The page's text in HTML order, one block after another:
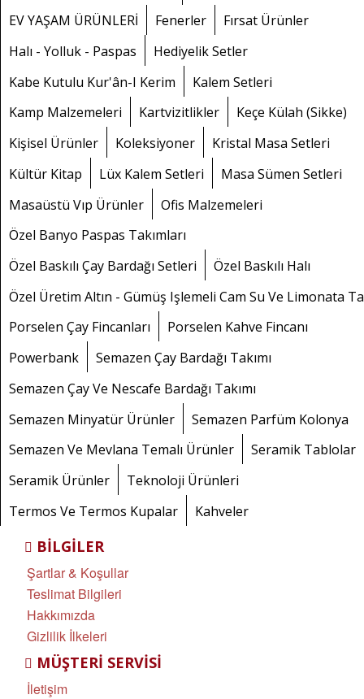
EV YAŞAM ÜRÜNLERİ
Fenerler
Fırsat Ürünler
Halı - Yolluk - Paspas
Hediyelik Setler
Kabe Kutulu Kur'ân-I Kerim
Kalem Setleri
Kamp Malzemeleri
Kartvizitlikler
Keçe Külah (sikke)
Kişisel Ürünler
Koleksiyoner
Kristal Masa Setleri
Kültür Kitap
Lüx Kalem Setleri
Masa Sümen Setleri
Masaüstü Vıp Ürünler
Ofis Malzemeleri
Özel Banyo Paspas Takımları
Özel Baskılı Çay Bardağı Setleri
Özel Baskılı Halı
Özel Üretim Altın - Gümüş Işlemeli Cam Su Ve Limonata
Porselen Çay Fincanları
Porselen Kahve Fincanı
Powerbank
Semazen Çay Bardağı Takımı
Semazen Çay Ve Nescafe Bardağı Takımı
Semazen Minyatür Ürünler
Semazen Parfüm Kolonya
Semazen Ve Mevlana Temalı Ürünler
Seramik Tablolar
Seramik Ürünler
Teknoloji Ürünleri
Termos Ve Termos Kupalar
Kahveler
BILGILER
Şartlar & Koşullar
Teslimat Bilgileri
Hakkımızda
Gizlilik İlkeleri
MÜŞTERI SERVISI
İletişim